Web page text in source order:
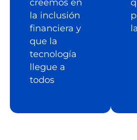
creemos en
la inclusión
financiera y
que la
tecnología
llegue a
todos